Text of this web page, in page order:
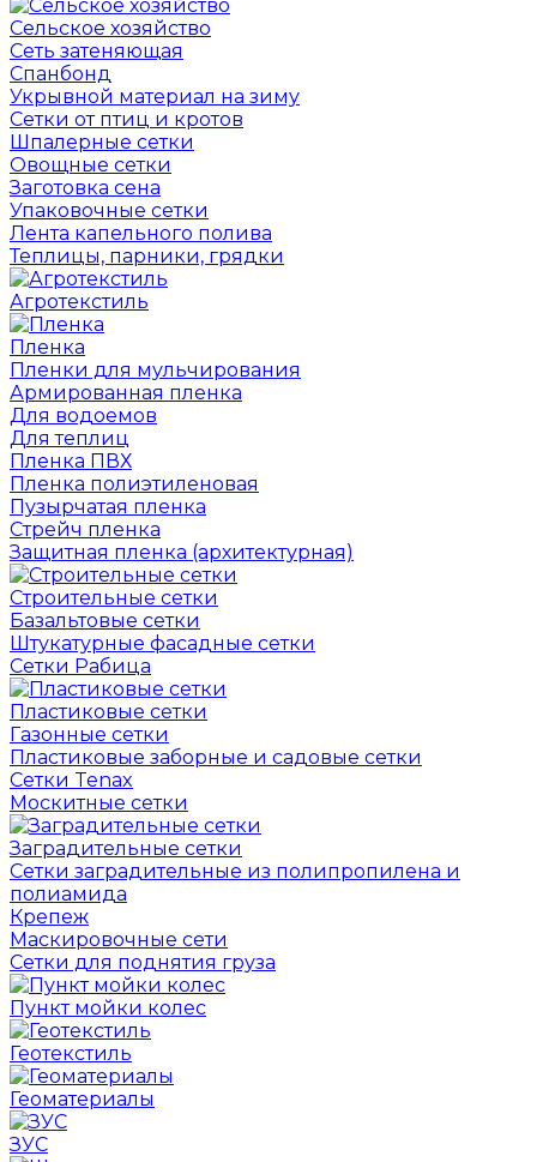
Сельское хозяйство
Сеть затеняющая
Спанбонд
Укрывной материал на зиму
Сетки от птиц и кротов
Шпалерные сетки
Овощные сетки
Заготовка сена
Упаковочные сетки
Лента капельного полива
Теплицы, парники, грядки
Агротекстиль
Пленка
Пленки для мульчирования
Армированная пленка
Для водоемов
Для теплиц
Пленка ПВХ
Пленка полиэтиленовая
Пузырчатая пленка
Cтрейч пленка
Защитная пленка (архитектурная)
Строительные сетки
Базальтовые сетки
Штукатурные фасадные сетки
Сетки Рабица
Пластиковые сетки
Газонные сетки
Пластиковые заборные и садовые сетки
Сетки Tenax
Москитные сетки
Заградительные сетки
Сетки заградительные из полипропилена и
полиамида
Крепеж
Маскировочные сети
Сетки для поднятия груза
Пункт мойки колес
Геотекстиль
Геоматериалы
ЗУС